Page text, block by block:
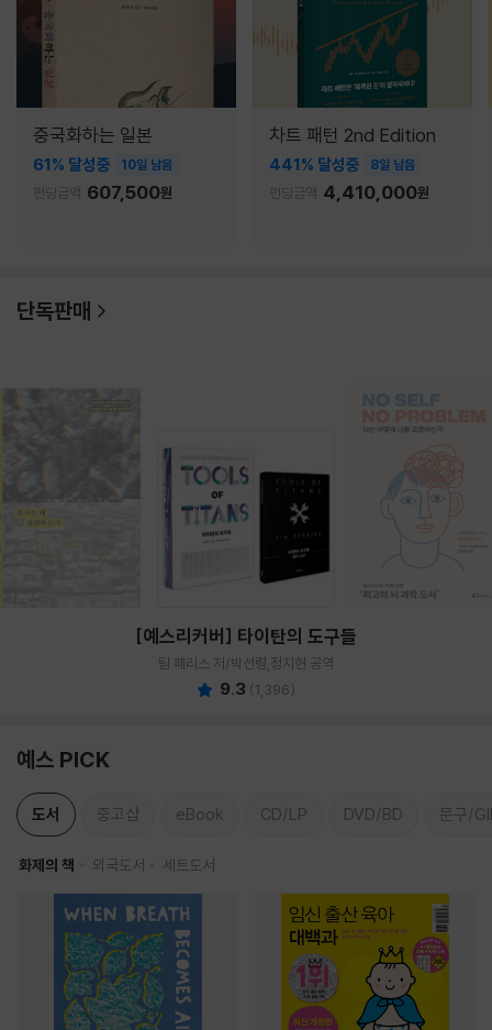
중국화하는 일본
61% 달성중 10일 남음
펀딩금액 607,500원
차트 패턴 2nd Edition
441% 달성중 8일 남음
펀딩금액 4,410,000원
단독판매
[예스리커버] 타이탄의 도구들
팀 페리스 저/박선령,정지현 공역
9.3 (1,396)
예스 PICK
도서 중고샵 eBook CD/LP DVD/BD 문구/
화제의 책 외국도서 세트도서